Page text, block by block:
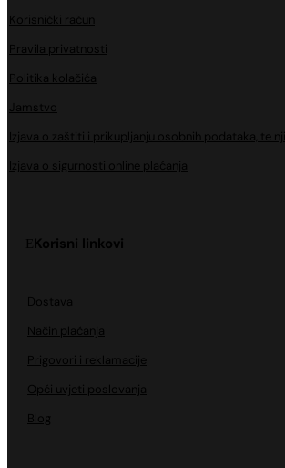
Korisnički račun
Pravila privatnosti
Politika kolačića
Jamstvo
Izjava o zaštiti i prikupljanju osobnih podataka, te
Izjava o sigurnosti online plaćanja
Korisni linkovi
Dostava
Način plaćanja
Prigovori i reklamacije
Opći uvjeti poslovanja
Blog